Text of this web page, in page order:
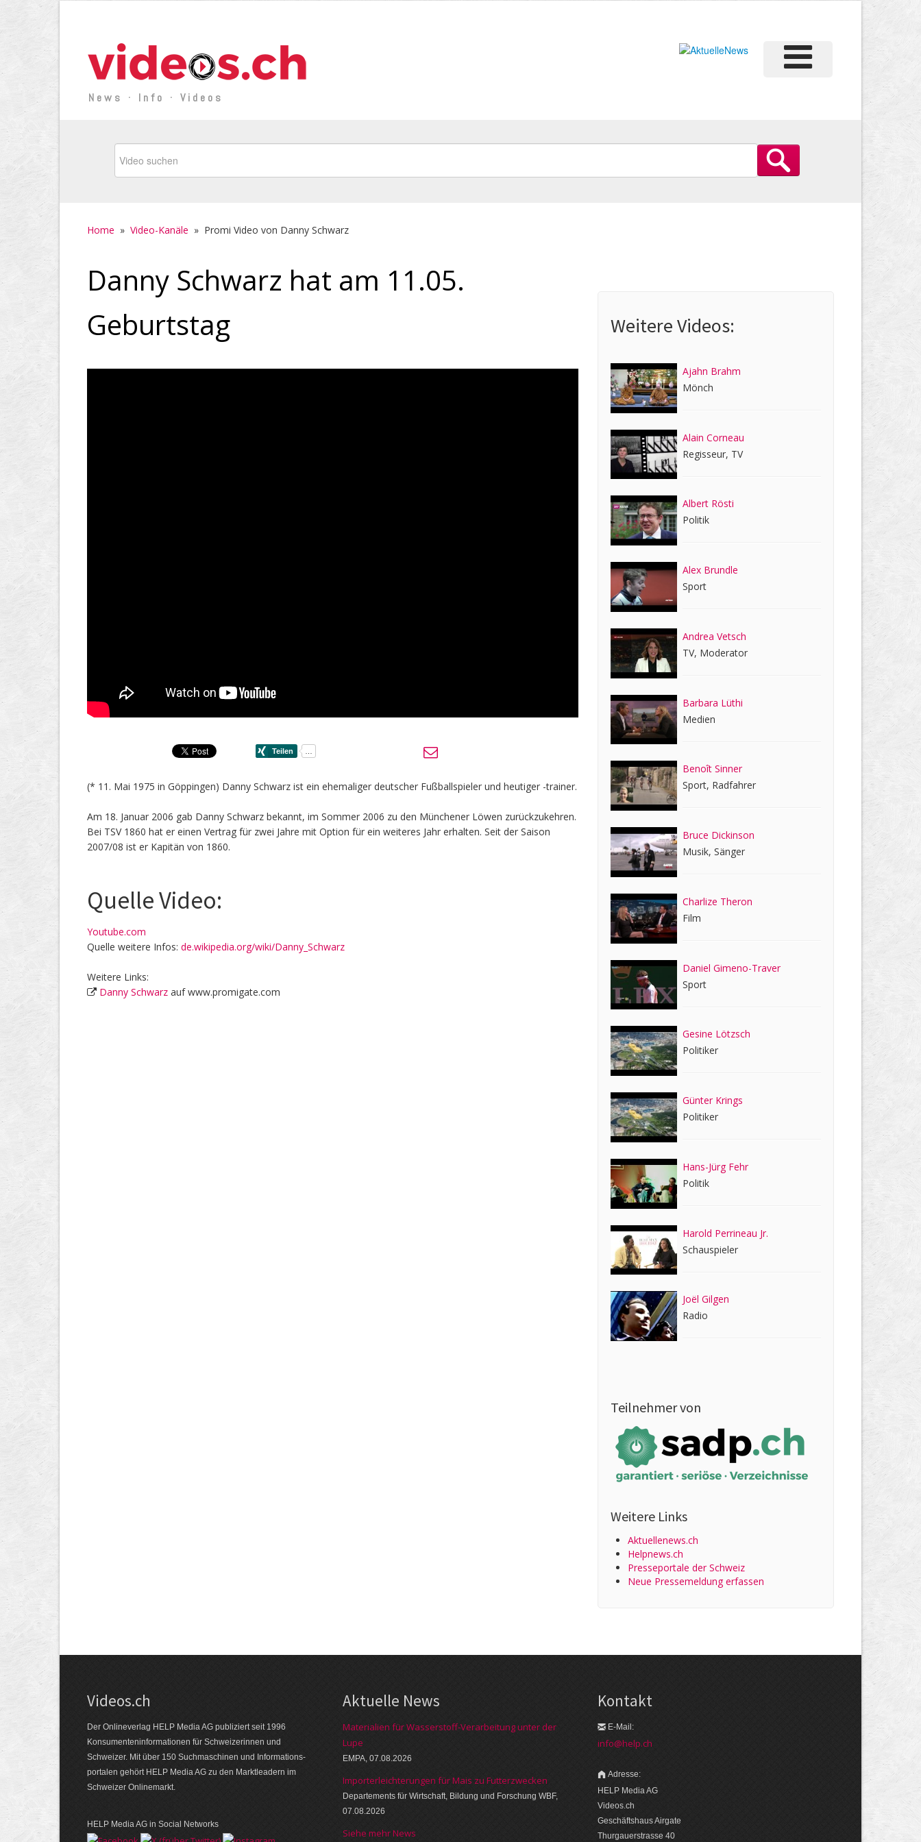
News · Info · Videos
Home » Video-Kanäle » Promi Video von Danny Schwarz
Danny Schwarz hat am 11.05.
Geburtstag
(* 11. Mai 1975 in Göppingen) Danny Schwarz ist ein ehemaliger deutscher Fußballspieler und heutiger -trainer.
Am 18. Januar 2006 gab Danny Schwarz bekannt, im Sommer 2006 zu den Münchener Löwen zurückzukehren.
Bei TSV 1860 hat er einen Vertrag für zwei Jahre mit Option für ein weiteres Jahr erhalten. Seit der Saison
2007/08 ist er Kapitän von 1860.
Quelle Video:
Youtube.com
Quelle weitere Infos: de.wikipedia.org/wiki/Danny_Schwarz
Weitere Links:
Danny Schwarz auf www.promigate.com
Weitere Videos:
Ajahn Brahm
Mönch
Alain Corneau
Regisseur, TV
Albert Rösti
Politik
Alex Brundle
Sport
Andrea Vetsch
TV, Moderator
Barbara Lüthi
Medien
Benoît Sinner
Sport, Radfahrer
Bruce Dickinson
Musik, Sänger
Charlize Theron
Film
Daniel Gimeno-Traver
Sport
Gesine Lötzsch
Politiker
Günter Krings
Politiker
Hans-Jürg Fehr
Politik
Harold Perrineau Jr.
Schauspieler
Joël Gilgen
Radio
Teilnehmer von
Weitere Links
Aktuellenews.ch
Helpnews.ch
Presseportale der Schweiz
Neue Pressemeldung erfassen
Videos.ch
Der Onlineverlag HELP Media AG publiziert seit 1996
Konsumenten­informationen für Schweizerinnen und
Schweizer. Mit über 150 Suchmaschinen und Informations­
portalen gehört HELP Media AG zu den Marktleadern im
Schweizer Onlinemarkt.
HELP Media AG in Social Networks
Aktuelle News
Materialien für Wasserstoff-Verarbeitung unter der
Lupe
EMPA, 07.08.2026
Importerleichterungen für Mais zu Futterzwecken
Departements für Wirtschaft, Bildung und Forschung WBF,
07.08.2026
Siehe mehr News
Kontakt
E-Mail:
info@help.ch
Adresse:
HELP Media AG
Videos.ch
Geschäftshaus Airgate
Thurgauerstrasse 40